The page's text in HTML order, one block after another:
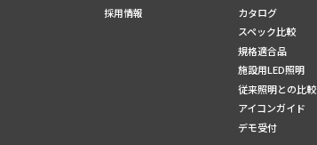
採用情報
カタログ
スペック比較
規格適合品
施設用LED照明
従来照明との比較
アイコンガイド
デモ受付